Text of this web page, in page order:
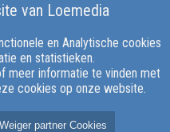
van Loemedia
en Analytische cookies
en statistieken.
meer informatie te vinden met
cookies op onze website.
Weiger partner Cookies